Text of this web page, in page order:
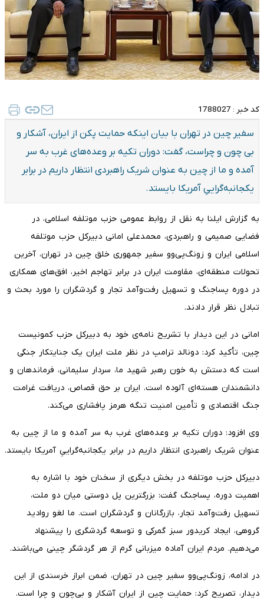
کد خبر : 1788027
سفیر چین در تهران با بیان اینکه حمایت پکن از ایران، آشکار و
بی چون و چراست، گفت: دوران تکیه بر وعده‌های غرب به سر
آمده و ما از چین به عنوان شریک راهبردی انتظار داریم در برابر
یکجانبه‌گراییِ آمریکا بایستد.
به گزارش ایلنا به نقل از روابط عمومی حزب موتلفه اسلامی، در
فضایی صمیمی و راهبردی، محمدعلی امانی دبیرکل حزب موتلفه
اسلامی ایران و زونگ‌پی‌وو سفیر جمهوری خلق چین در تهران، آخرین
تحولات منطقه‌ای، مقاومت ایران در برابر تهاجم اخیر، افق‌های همکاری
در دوره پساجنگ و تسهیل رفت‌وآمد تجار و گردشگران را مورد بحث و
تبادل نظر قرار دادند.
امانی در این دیدار با تشریح نامه‌ی خود به دبیرکل حزب کمونیست
چین، تأکید کرد: دونالد ترامپ در نظر ملت ایران یک جنایتکار جنگی
است که دستش به خون رهبر شهید ما، سردار سلیمانی، فرماندهان و
دانشمندان هسته‌ای آلوده است. ایران بر حق قصاص، دریافت غرامت
جنگ اقتصادی و تأمین امنیت تنگه هرمز پافشاری می‌کند.
وی افزود: دوران تکیه بر وعده‌های غرب به سر آمده و ما از چین به
عنوان شریک راهبردی انتظار داریم در برابر یکجانبه‌گراییِ آمریکا بایستد.
دبیرکل حزب موتلفه در بخش دیگری از سخنان خود با اشاره به
اهمیت دوره، پساجنگ گفت: بزرگترین پل دوستی میان دو ملت،
تسهیل رفت‌وآمد تجار، بازرگانان و گردشگران است. ما لغو روادید
گروهی، ایجاد کریدور سبز گمرکی و توسعه گردشگری را پیشنهاد
می‌دهیم. مردم ایران آماده میزبانی گرم از هر گردشگر چینی می‌باشند.
در ادامه، زونگ‌پی‌وو سفیر چین در تهران، ضمن ابراز خرسندی از این
دیدار، تصریح کرد: حمایت چین از ایران آشکار و بی‌چون و چرا است.